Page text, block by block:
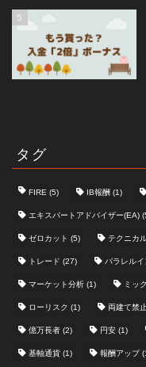
5
タグ
FIRE (5) IB報酬 (1)
エキスパートアドバイザー(EA)
ゼロカット (5) テクニカ
トレード (27) パラレルイ
マーケット分析 (1) ミッ
ローリスク (1) 両建て禁止
億万長者 (2) 円安 (1)
基軸通貨 (1) 報酬アップ